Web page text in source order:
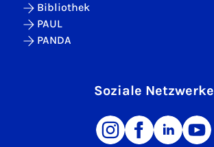
Bibliothek
PAUL
PANDA
Soziale Netzwerke